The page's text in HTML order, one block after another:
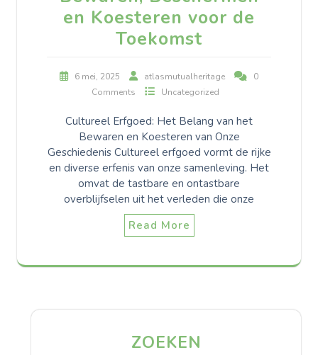
en Koesteren voor de
Toekomst
6 mei, 2025 atlasmutualheritage
0
Comments
Uncategorized
Cultureel Erfgoed: Het Belang van het
Bewaren en Koesteren van Onze
Geschiedenis Cultureel erfgoed vormt de rijke
en diverse erfenis van onze samenleving. Het
omvat de tastbare en ontastbare
overblijfselen uit het verleden die onze
Read More
ZOEKEN